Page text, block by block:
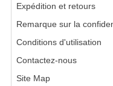
Enceintes
Enceintes
Expédition et retours
Remarque sur la
Conditions d'utilisation
Contactez-nous
Site Map